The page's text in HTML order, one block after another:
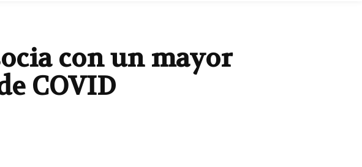
con un mayor
COVID